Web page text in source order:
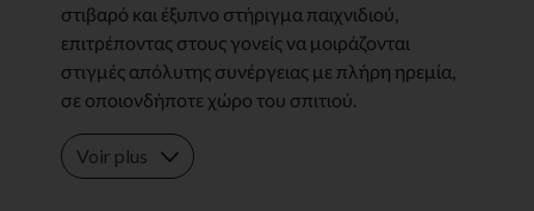
στιβαρό και έξυπνο στήριγμα παιχνιδιού,
επιτρέποντας στους γονείς να μοιράζονται
στιγμές απόλυτης συνέργειας με πλήρη ηρεμία,
σε οποιονδήποτε χώρο του σπιτιού.
Voir plus